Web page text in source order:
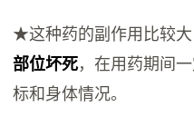
★这种药的副作用比较大
部位坏死，在用药期间
标和身体情况。